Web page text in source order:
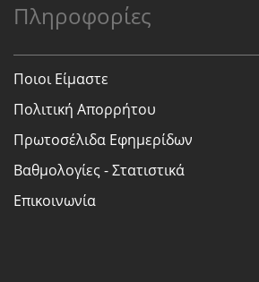
Πληροφορίες
Ποιοι Είμαστε
Πολιτική Απορρήτου
Πρωτοσέλιδα Εφημερίδων
Βαθμολογίες - Στατιστικά
Επικοινωνία